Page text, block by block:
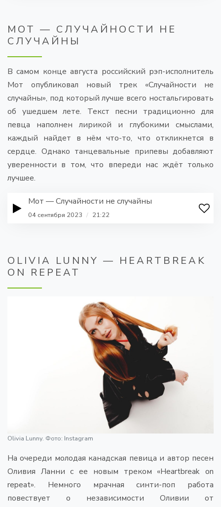
МОТ — СЛУЧАЙНОСТИ НЕ
СЛУЧАЙНЫ
В самом конце августа российский рэп-исполнитель
Мот опубликовал новый трек «Случайности не
случайны», под который лучше всего ностальгировать
об ушедшем лете. Текст песни традиционно для
певца наполнен лирикой и глубокими смыслами,
каждый найдет в нём что-то, что откликнется в
сердце. Однако танцевальные припевы добавляют
уверенности в том, что впереди нас ждёт только
лучшее.
Мот — Случайности не случайны
04 сентября 2023 / 21:22
OLIVIA LUNNY — HEARTBREAK
ON REPEAT
Olivia Lunny. Фото: Instagram
На очереди молодая канадская певица и автор песен
Оливия Ланни с ее новым треком «Heartbreak on
repeat». Немного мрачная синти-поп работа
повествует о независимости Оливии от